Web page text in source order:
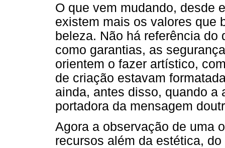
O que vem mudando, desde
existem mais os valores que
beleza. Não há referência do
como garantias, as
orientem o fazer artístico,
de criação estavam
ainda, antes disso, quando a
portadora da mensagem
Agora a observação de uma
recursos além da estética,